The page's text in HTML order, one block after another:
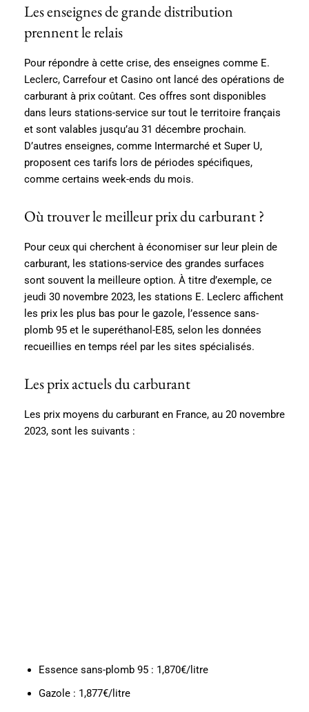
Les enseignes de grande distribution
prennent le relais
Pour répondre à cette crise, des enseignes comme E.
Leclerc, Carrefour et Casino ont lancé des opérations de
carburant à prix coûtant. Ces offres sont disponibles
dans leurs stations-service sur tout le territoire français
et sont valables jusqu’au 31 décembre prochain.
D’autres enseignes, comme Intermarché et Super U,
proposent ces tarifs lors de périodes spécifiques,
comme certains week-ends du mois.
Où trouver le meilleur prix du carburant ?
Pour ceux qui cherchent à économiser sur leur plein de
carburant, les stations-service des grandes surfaces
sont souvent la meilleure option. À titre d’exemple, ce
jeudi 30 novembre 2023, les stations E. Leclerc affichent
les prix les plus bas pour le gazole, l’essence sans-
plomb 95 et le superéthanol-E85, selon les données
recueillies en temps réel par les sites spécialisés.
Les prix actuels du carburant
Les prix moyens du carburant en France, au 20 novembre
2023, sont les suivants :
Essence sans-plomb 95 : 1,870€/litre
Gazole : 1,877€/litre